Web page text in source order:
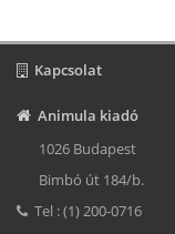
Kapcsolat
Animula kiadó
1026 Budapest
Bimbó út 184/b.
Tel : (1) 200-0716